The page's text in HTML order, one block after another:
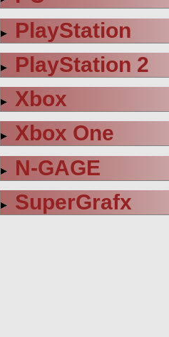
PlayStation
PlayStation 2
Xbox
Xbox One
N-GAGE
SuperGrafx